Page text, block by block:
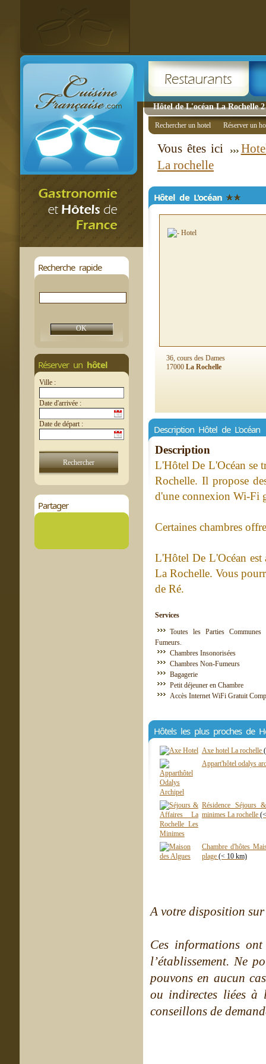
Hôtel de L'océan La Rochelle 2
Recherche rapide
Réserver un hôtel
Ville :
Date d'arrivée :
Date de départ :
Partager
Rechercher un hotel Réserver un
Vous êtes ici
La rochelle
Hôtel de L'océan
36, cours des Dames
17000 La Rochelle
Description Hôtel de L'océan
Description
L'Hôtel De L'Océan se
Rochelle. Il propose
d'une connexion Wi-Fi
Certaines chambres
L'Hôtel De L'Océan est
La Rochelle. Vous
de Ré.
Services
Toutes les Parties
Fumeurs.
Chambres Insonorisées
Chambres Non-Fumeurs
Bagagerie
Petit déjeuner en Chambre
Accès Internet WiFi Gratuit
Hôtels les plus proches de
Axe hotel La rochelle
Appart'hôtel odalys
Résidence Séjours
minimes La rochelle
Chambre d'hôtes
plage (< 10 km)
A votre disposition
Ces informations
l’établissement. Ne
pouvons en aucun
ou indirectes liées à
conseillons de